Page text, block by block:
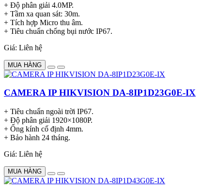
+ Độ phân giải 4.0MP.
+ Tầm xa quan sát: 30m.
+ Tích hợp Micro thu âm.
+ Tiêu chuẩn chống bụi nước IP67.
Giá: Liên hệ
MUA HÀNG
CAMERA IP HIKVISION DA-8IP1D23G0E-IX
+ Tiêu chuẩn ngoài trời IP67.
+ Độ phân giải 1920×1080P.
+ Ống kính cố định 4mm.
+ Bảo hành 24 tháng.
Giá: Liên hệ
MUA HÀNG